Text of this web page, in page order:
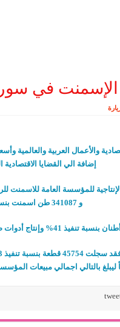
الإسمنت في
والأعمال العربية والعالمية
إضافة الي القضايا
و 341087 طن اسمنت بنسبة تنفيذ 40%